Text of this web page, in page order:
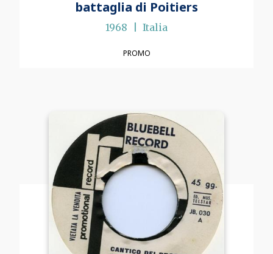
battaglia di Poitiers
1968 Italia
PROMO